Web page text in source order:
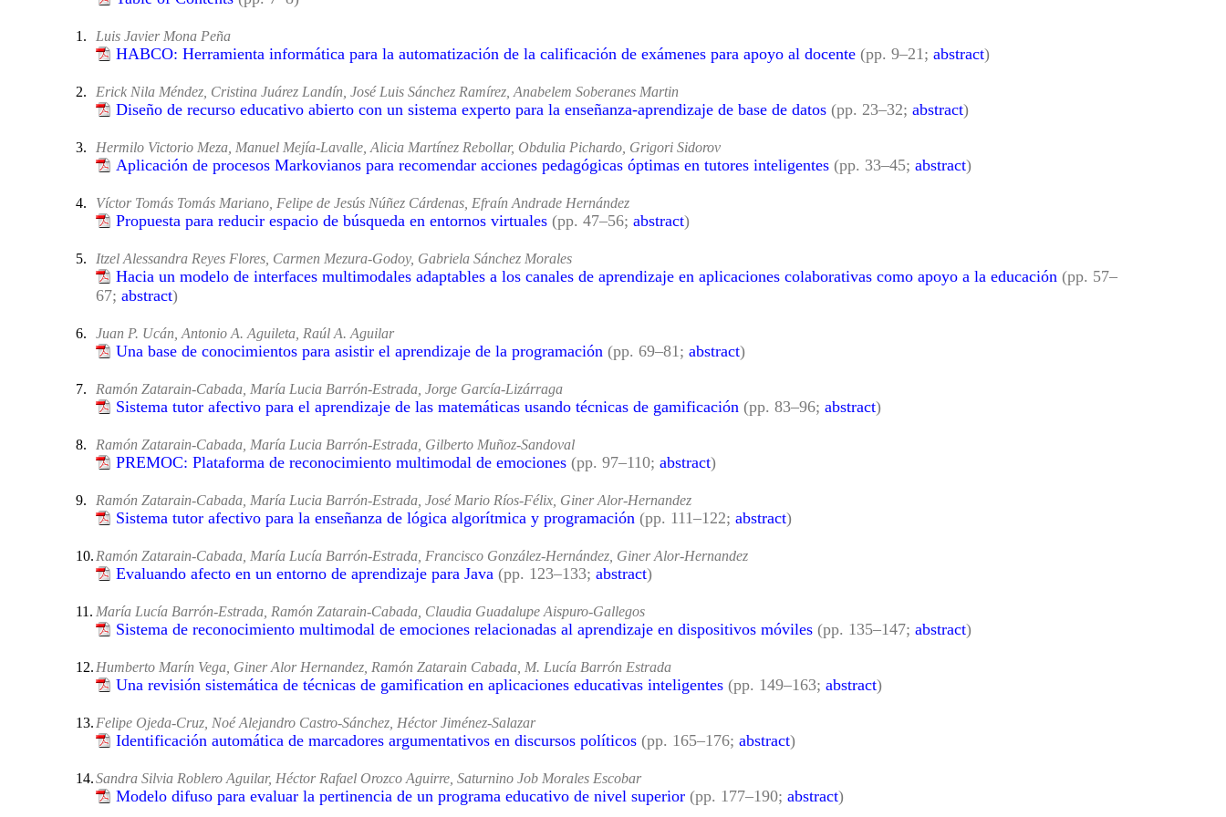
1. Luis Javier Mona Peña
HABCO: Herramienta informática para la automatización de la calificación de exámenes para apoyo al docente (pp. 9–21; abstract)
2. Erick Nila Méndez, Cristina Juárez Landín, José Luis Sánchez Ramírez, Anabelem Soberanes Martin
Diseño de recurso educativo abierto con un sistema experto para la enseñanza-aprendizaje de base de datos (pp. 23–32; abstract)
3. Hermilo Victorio Meza, Manuel Mejía-Lavalle, Alicia Martínez Rebollar, Obdulia Pichardo, Grigori Sidorov
Aplicación de procesos Markovianos para recomendar acciones pedagógicas óptimas en tutores inteligentes (pp. 33–45; abstract)
4. Víctor Tomás Tomás Mariano, Felipe de Jesús Núñez Cárdenas, Efraín Andrade Hernández
Propuesta para reducir espacio de búsqueda en entornos virtuales (pp. 47–56; abstract)
5. Itzel Alessandra Reyes Flores, Carmen Mezura-Godoy, Gabriela Sánchez Morales
Hacia un modelo de interfaces multimodales adaptables a los canales de aprendizaje en aplicaciones colaborativas como apoyo a la educación (pp. 57–
67; abstract)
6. Juan P. Ucán, Antonio A. Aguileta, Raúl A. Aguilar
Una base de conocimientos para asistir el aprendizaje de la programación (pp. 69–81; abstract)
7. Ramón Zatarain-Cabada, María Lucia Barrón-Estrada, Jorge García-Lizárraga
Sistema tutor afectivo para el aprendizaje de las matemáticas usando técnicas de gamificación (pp. 83–96; abstract)
8. Ramón Zatarain-Cabada, María Lucia Barrón-Estrada, Gilberto Muñoz-Sandoval
PREMOC: Plataforma de reconocimiento multimodal de emociones (pp. 97–110; abstract)
9. Ramón Zatarain-Cabada, María Lucia Barrón-Estrada, José Mario Ríos-Félix, Giner Alor-Hernandez
Sistema tutor afectivo para la enseñanza de lógica algorítmica y programación (pp. 111–122; abstract)
10. Ramón Zatarain-Cabada, María Lucía Barrón-Estrada, Francisco González-Hernández, Giner Alor-Hernandez
Evaluando afecto en un entorno de aprendizaje para Java (pp. 123–133; abstract)
11. María Lucía Barrón-Estrada, Ramón Zatarain-Cabada, Claudia Guadalupe Aispuro-Gallegos
Sistema de reconocimiento multimodal de emociones relacionadas al aprendizaje en dispositivos móviles (pp. 135–147; abstract)
12. Humberto Marín Vega, Giner Alor Hernandez, Ramón Zatarain Cabada, M. Lucía Barrón Estrada
Una revisión sistemática de técnicas de gamification en aplicaciones educativas inteligentes (pp. 149–163; abstract)
13. Felipe Ojeda-Cruz, Noé Alejandro Castro-Sánchez, Héctor Jiménez-Salazar
Identificación automática de marcadores argumentativos en discursos políticos (pp. 165–176; abstract)
14.Sandra Silvia Roblero Aguilar, Héctor Rafael Orozco Aguirre, Saturnino Job Morales Escobar
Modelo difuso para evaluar la pertinencia de un programa educativo de nivel superior (pp. 177–190; abstract)